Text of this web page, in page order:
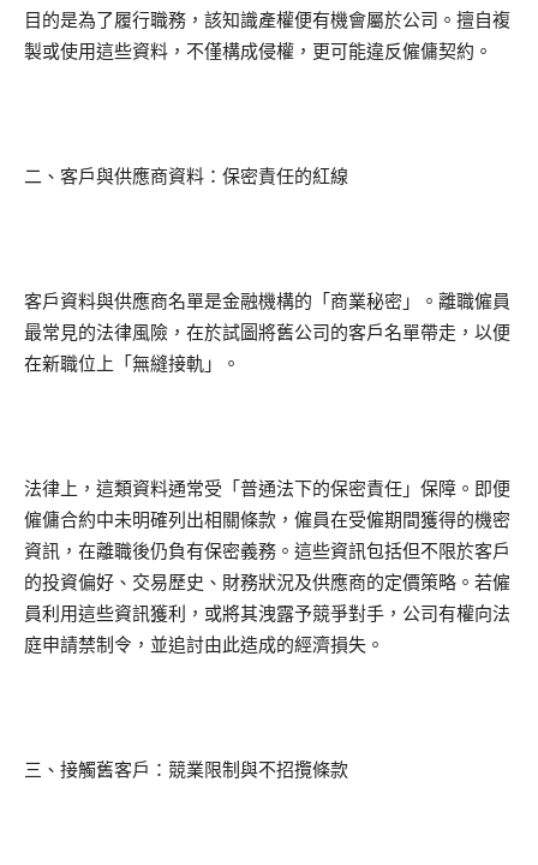
目的是為了履行職務，該知識產權便有機會屬於公司。擅自複
製或使用這些資料，不僅構成侵權，更可能違反僱傭契約。
二、客戶與供應商資料：保密責任的紅線
客戶資料與供應商名單是金融機構的「商業秘密」。離職僱員
最常見的法律風險，在於試圖將舊公司的客戶名單帶走，以便
在新職位上「無縫接軌」。
法律上，這類資料通常受「普通法下的保密責任」保障。即便
僱傭合約中未明確列出相關條款，僱員在受僱期間獲得的機密
資訊，在離職後仍負有保密義務。這些資訊包括但不限於客戶
的投資偏好、交易歷史、財務狀況及供應商的定價策略。若僱
員利用這些資訊獲利，或將其洩露予競爭對手，公司有權向法
庭申請禁制令，並追討由此造成的經濟損失。
三、接觸舊客戶：競業限制與不招攬條款